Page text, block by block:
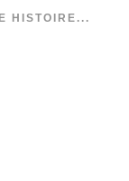
HISTOIRE...